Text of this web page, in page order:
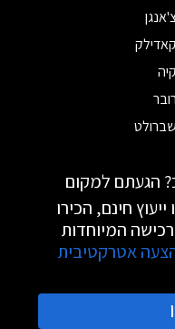
קאדילק
קיה
רובר
שברולט
הגעתם למקום
חינם, הכירו
המיוחדות
אטרקטיבית